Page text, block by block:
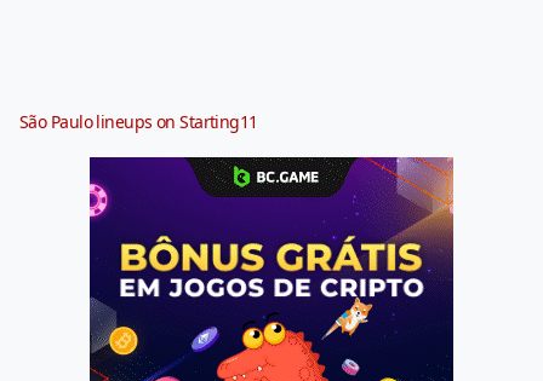
São Paulo lineups on Starting11